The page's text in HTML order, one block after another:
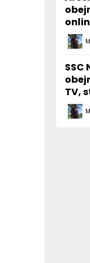
SSC
TV,